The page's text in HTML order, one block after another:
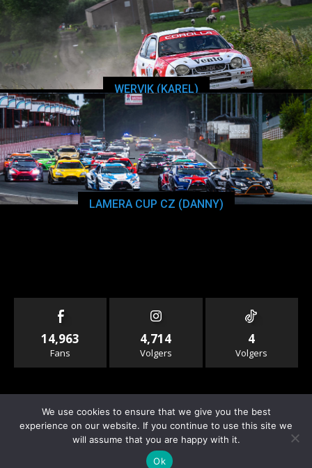
WERVIK (KAREL)
LAMERA CUP CZ (DANNY)
14,963
Fans
4,714
Volgers
4
Volgers
We use cookies to ensure that we give you the best
experience on our website. If you continue to use this site we
will assume that you are happy with it.
Ok